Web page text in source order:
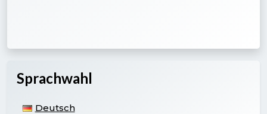
Sprachwahl
Deutsch